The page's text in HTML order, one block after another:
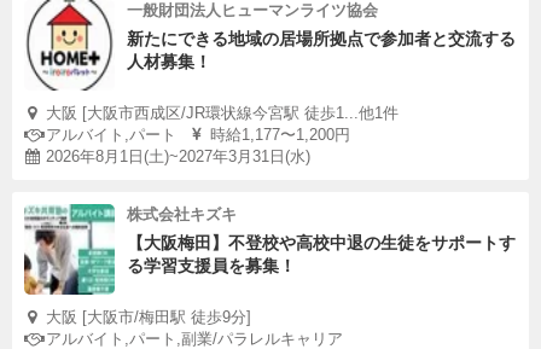
一般財団法人ヒューマンライツ協会
新たにできる地域の居場所拠点で参加者と交流する
人材募集！
大阪 [大阪市西成区/JR環状線今宮駅 徒歩1...他1件
アルバイト,パート
時給1,177〜1,200円
2026年8月1日(土)~2027年3月31日(水)
株式会社キズキ
【大阪梅田】不登校や高校中退の生徒をサポートす
る学習支援員を募集！
大阪 [大阪市/梅田駅 徒歩9分]
アルバイト,パート,副業/パラレルキャリア